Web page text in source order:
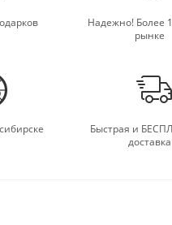
Надежно! Более
рынке
Быстрая и
доставка